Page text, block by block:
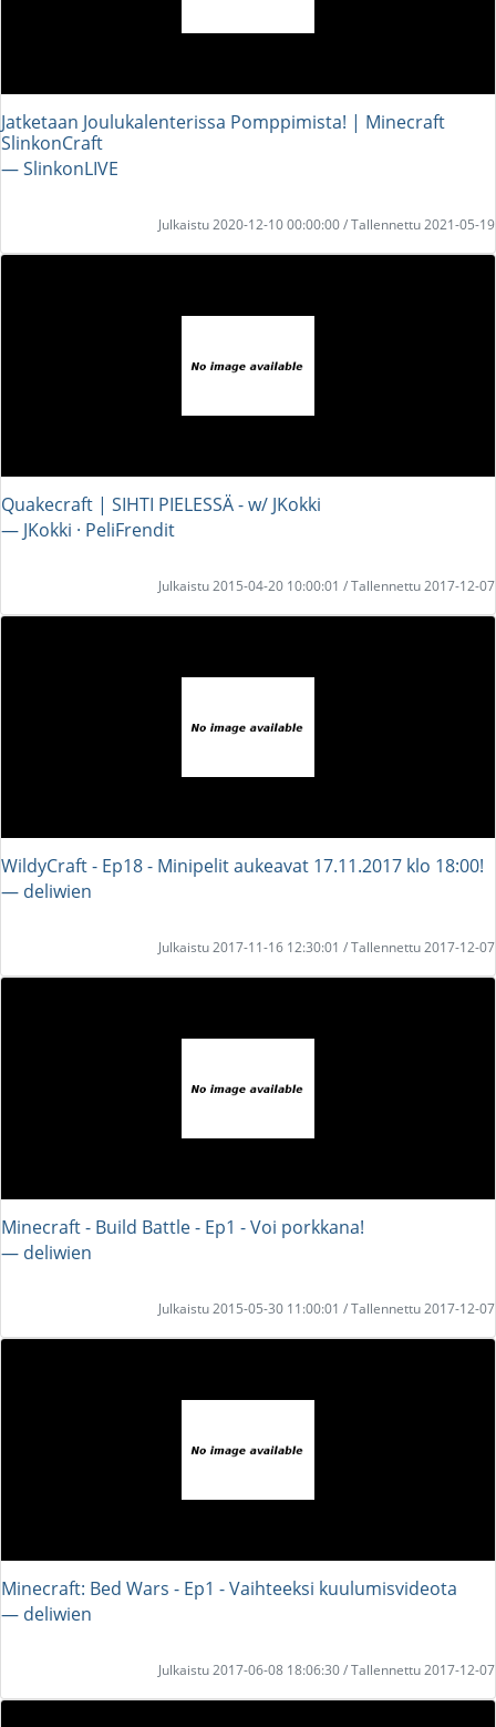
Jatketaan Joulukalenterissa Pomppimista! | Minecraft
SlinkonCraft
― SlinkonLIVE
Julkaistu 2020-12-10 00:00:00 / Tallennettu 2021-05-19
Quakecraft | SIHTI PIELESSÄ - w/ JKokki
― JKokki · PeliFrendit
Julkaistu 2015-04-20 10:00:01 / Tallennettu 2017-12-07
WildyCraft - Ep18 - Minipelit aukeavat 17.11.2017 klo 18:00!
― deliwien
Julkaistu 2017-11-16 12:30:01 / Tallennettu 2017-12-07
Minecraft - Build Battle - Ep1 - Voi porkkana!
― deliwien
Julkaistu 2015-05-30 11:00:01 / Tallennettu 2017-12-07
Minecraft: Bed Wars - Ep1 - Vaihteeksi kuulumisvideota
― deliwien
Julkaistu 2017-06-08 18:06:30 / Tallennettu 2017-12-07